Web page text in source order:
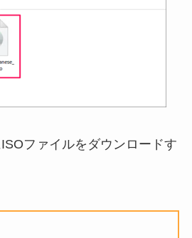
ファイルをダウンロードす